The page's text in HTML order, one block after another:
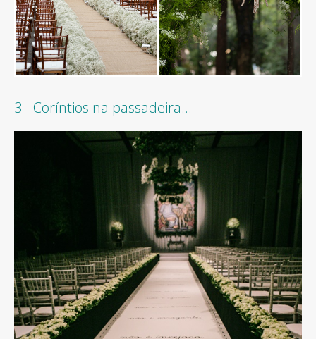
3 - Coríntios na passadeira...